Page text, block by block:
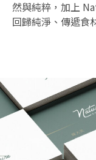
然與純粹，加上
回歸純淨、傳遞食